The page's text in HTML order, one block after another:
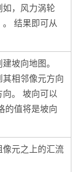
，风力涡轮
结果即可从
坡向地图。
相邻像元方向
。 坡向可以
的值将是坡向
元之上的汇流